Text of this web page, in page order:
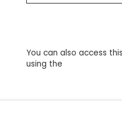
You can also access
using the